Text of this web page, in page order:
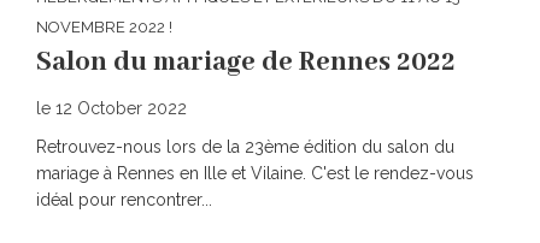
NOVEMBRE 2022 !
Salon du mariage de Rennes 2022
le 12 October 2022
Retrouvez-nous lors de la 23ème édition du salon du
mariage à Rennes en Ille et Vilaine. C'est le rendez-vous
idéal pour rencontrer...